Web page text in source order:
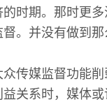
时期。那时更
。并没有做到那
传媒监督功能
关系时，媒体